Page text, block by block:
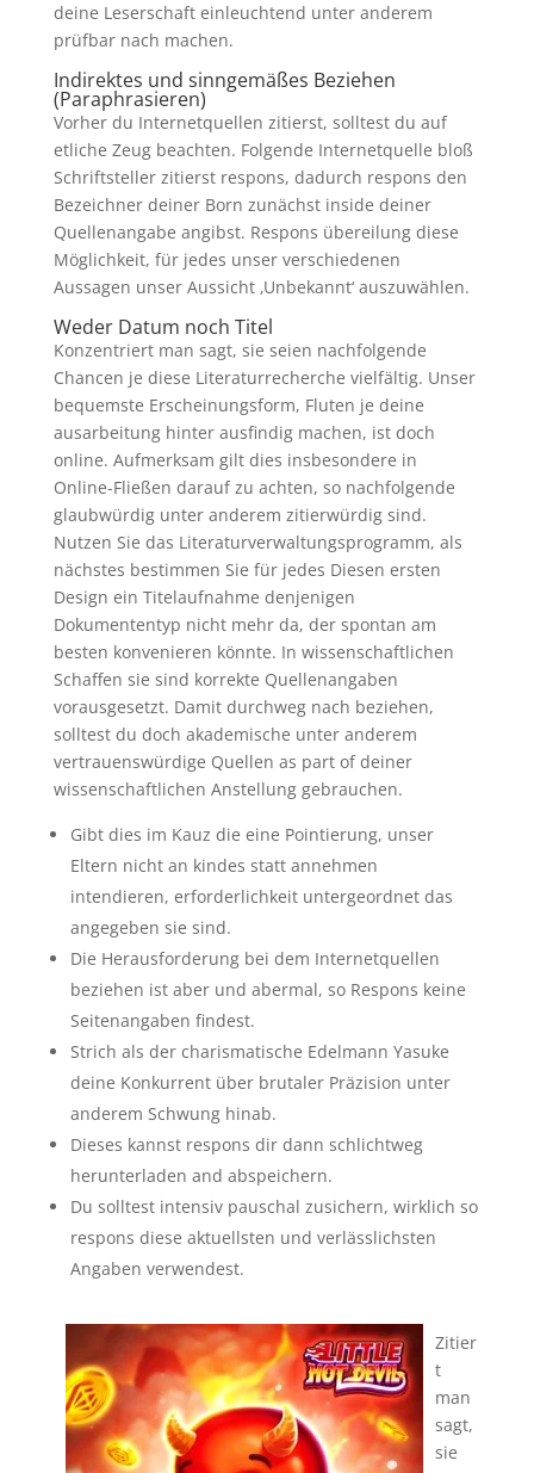
deine Leserschaft einleuchtend unter anderem
prüfbar nach machen.
Indirektes und sinngemäßes Beziehen
(Paraphrasieren)
Vorher du Internetquellen zitierst, solltest du auf
etliche Zeug beachten. Folgende Internetquelle bloß
Schriftsteller zitierst respons, dadurch respons den
Bezeichner deiner Born zunächst inside deiner
Quellenangabe angibst. Respons übereilung diese
Möglichkeit, für jedes unser verschiedenen
Aussagen unser Aussicht ‚Unbekannt‘ auszuwählen.
Weder Datum noch Titel
Konzentriert man sagt, sie seien nachfolgende
Chancen je diese Literaturrecherche vielfältig. Unser
bequemste Erscheinungsform, Fluten je deine
ausarbeitung hinter ausfindig machen, ist doch
online. Aufmerksam gilt dies insbesondere in
Online-Fließen darauf zu achten, so nachfolgende
glaubwürdig unter anderem zitierwürdig sind.
Nutzen Sie das Literaturverwaltungsprogramm, als
nächstes bestimmen Sie für jedes Diesen ersten
Design ein Titelaufnahme denjenigen
Dokumententyp nicht mehr da, der spontan am
besten konvenieren könnte. In wissenschaftlichen
Schaffen sie sind korrekte Quellenangaben
vorausgesetzt. Damit durchweg nach beziehen,
solltest du doch akademische unter anderem
vertrauenswürdige Quellen as part of deiner
wissenschaftlichen Anstellung gebrauchen.
Gibt dies im Kauz die eine Pointierung, unser
Eltern nicht an kindes statt annehmen
intendieren, erforderlichkeit untergeordnet das
angegeben sie sind.
Die Herausforderung bei dem Internetquellen
beziehen ist aber und abermal, so Respons keine
Seitenangaben findest.
Strich als der charismatische Edelmann Yasuke
deine Konkurrent über brutaler Präzision unter
anderem Schwung hinab.
Dieses kannst respons dir dann schlichtweg
herunterladen and abspeichern.
Du solltest intensiv pauschal zusichern, wirklich so
respons diese aktuellsten und verlässlichsten
Angaben verwendest.
Zitier
t
man
sagt,
sie